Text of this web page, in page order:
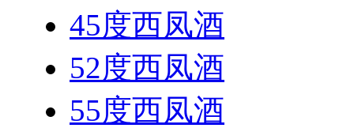
45度西凤酒
52度西凤酒
55度西凤酒